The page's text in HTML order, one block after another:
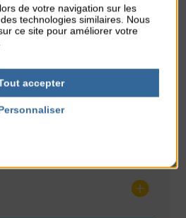
de votre navigation sur les
technologies similaires. Nous
ce site pour améliorer votre
accepter